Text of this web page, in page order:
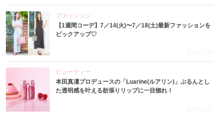
ファッション
【1週間コーデ】7／14(火)〜7／18(土)最新ファッションを
ピックアップ♡
2026.7.23
ビューティー
本田真凜プロデュースの「Luarine(ルアリン)」ぷるんとし
た透明感を叶える欲張りリップに一目惚れ！
2026.7.22